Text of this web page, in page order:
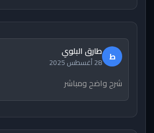
ط طارق البلوي
28 أغسطس 2025
شرح واضح ومباشر